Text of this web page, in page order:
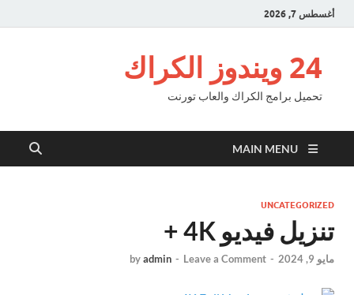
أغسطس 7, 2026
24 ويندوز الكراك
تحميل برامج الكراك والعاب تورنت
MAIN MENU
UNCATEGORIZED
تنزيل فيديو 4K +
مايو 9, 2024 -
byadmin - Leave a Comment